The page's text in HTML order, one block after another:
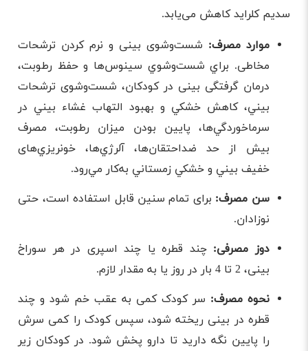
سدیم کلراید کاهش می‌یابد.
موارد مصرف: شست‌وشوی بینی و نرم کردن ترشحات
مخاطی. براي شست‌وشوي سينوس‌ها و حفظ رطوبت،
درمان گرفتگی بینی در کودکان، شست‌وشوی ترشحات
بيني، كاهش خشكي و بهبود التهاب غشاء بيني در
سرماخوردگي‌ها، پايين ‌بودن ميزان رطوبت، مصرف
بيش‌ از حد ضداحتقان‌ها، آلرژي‌ها، خونريزي‌های
خفيف بيني و خشكي زمستاني به‌کار مي‌رود.
سن مصرف: برای تمام سنین قابل استفاده است، حتی
نوزادان.
دوز مصرفی: چند قطره یا چند اسپری در هر سوراخ
بینی، 2 تا 4 بار در روز یا به مقدار لازم.
نحوه مصرف: سر کودک کمی به عقب خم شود و چند
قطره در بینی ریخته شود، سپس کودک را کمی سرش
را پایین نگه دارید تا دارو پخش شود. در کودکان زیر